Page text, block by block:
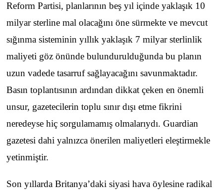
Reform Partisi, planlarının beş yıl içinde yaklaşık 10
milyar sterline mal olacağını öne sürmekte ve mevcut
sığınma sisteminin yıllık yaklaşık 7 milyar sterlinlik
maliyeti göz önünde bulundurulduğunda bu planın
uzun vadede tasarruf sağlayacağını savunmaktadır.
Basın toplantısının ardından dikkat çeken en önemli
unsur, gazetecilerin toplu sınır dışı etme fikrini
neredeyse hiç sorgulamamış olmalarıydı. Guardian
gazetesi dahi yalnızca önerilen maliyetleri eleştirmekle
yetinmiştir.
Son yıllarda Britanya’daki siyasi hava öylesine radikal